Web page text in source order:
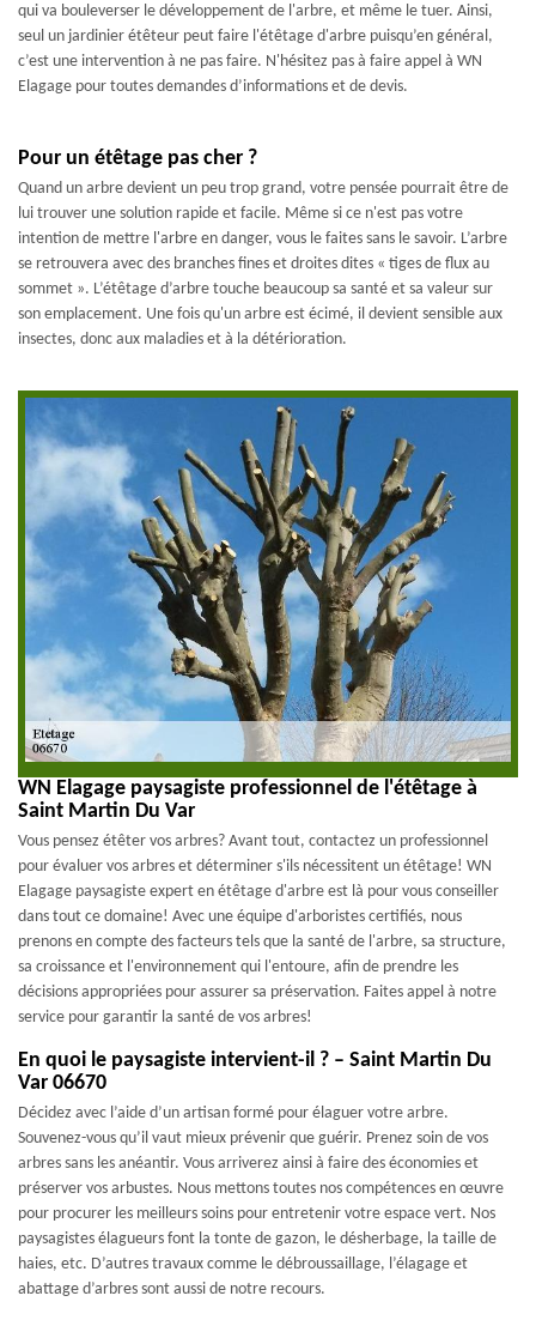
qui va bouleverser le développement de l'arbre, et même le tuer. Ainsi,
seul un jardinier étêteur peut faire l'étêtage d'arbre puisqu’en général,
c’est une intervention à ne pas faire. N'hésitez pas à faire appel à WN
Elagage pour toutes demandes d’informations et de devis.
Pour un étêtage pas cher ?
Quand un arbre devient un peu trop grand, votre pensée pourrait être de
lui trouver une solution rapide et facile. Même si ce n'est pas votre
intention de mettre l'arbre en danger, vous le faites sans le savoir. L’arbre
se retrouvera avec des branches fines et droites dites « tiges de flux au
sommet ». L’étêtage d’arbre touche beaucoup sa santé et sa valeur sur
son emplacement. Une fois qu'un arbre est écimé, il devient sensible aux
insectes, donc aux maladies et à la détérioration.
WN Elagage paysagiste professionnel de l'étêtage à
Saint Martin Du Var
Vous pensez étêter vos arbres? Avant tout, contactez un professionnel
pour évaluer vos arbres et déterminer s'ils nécessitent un étêtage! WN
Elagage paysagiste expert en étêtage d'arbre est là pour vous conseiller
dans tout ce domaine! Avec une équipe d'arboristes certifiés, nous
prenons en compte des facteurs tels que la santé de l'arbre, sa structure,
sa croissance et l'environnement qui l'entoure, afin de prendre les
décisions appropriées pour assurer sa préservation. Faites appel à notre
service pour garantir la santé de vos arbres!
En quoi le paysagiste intervient-il ? – Saint Martin Du
Var 06670
Décidez avec l’aide d’un artisan formé pour élaguer votre arbre.
Souvenez-vous qu’il vaut mieux prévenir que guérir. Prenez soin de vos
arbres sans les anéantir. Vous arriverez ainsi à faire des économies et
préserver vos arbustes. Nous mettons toutes nos compétences en œuvre
pour procurer les meilleurs soins pour entretenir votre espace vert. Nos
paysagistes élagueurs font la tonte de gazon, le désherbage, la taille de
haies, etc. D’autres travaux comme le débroussaillage, l’élagage et
abattage d’arbres sont aussi de notre recours.